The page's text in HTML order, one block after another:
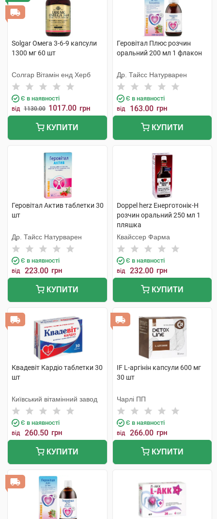
Solgar Омега 3-6-9 капсули
1300 мг 60 шт
Солгар Вітамін енд Херб
Є в наявності
від 1130.00 1017.00 грн
КУПИТИ
Геровітал Плюс розчин
оральний 200 мл 1 флакон
Др. Тайсс Натурварен
Є в наявності
від 163.00 грн
КУПИТИ
Геровітал Актив таблетки 30
шт
Др. Тайсс Натурварен
Є в наявності
від 223.00 грн
КУПИТИ
Doppel herz Енерготонік-H
розчин оральний 250 мл 1
пляшка
Квайссер Фарма
Є в наявності
від 232.00 грн
КУПИТИ
Квадевіт Кардіо таблетки 30
шт
Київський вітамінний завод
Є в наявності
від 260.50 грн
КУПИТИ
IF L-аргінін капсули 600 мг
30 шт
Чарлі ПП
Є в наявності
від 266.00 грн
КУПИТИ